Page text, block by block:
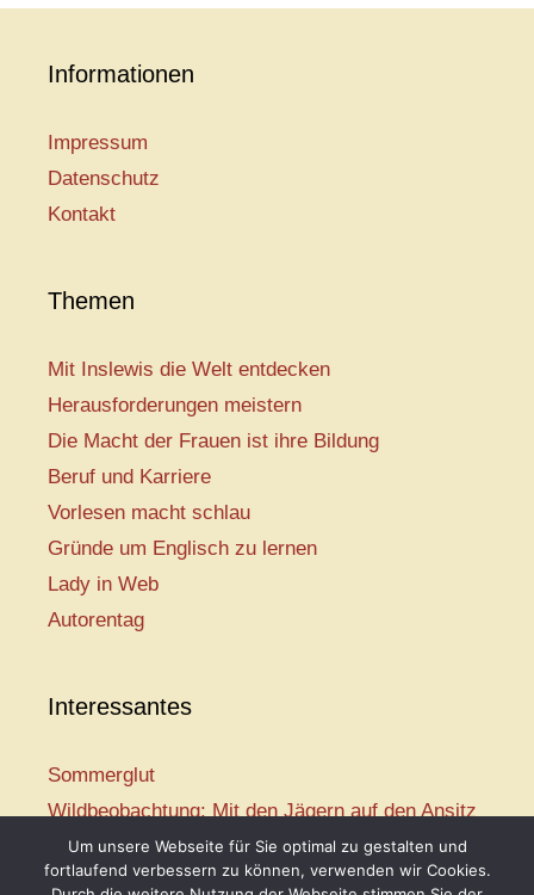
Informationen
Impressum
Datenschutz
Kontakt
Themen
Mit Inslewis die Welt entdecken
Herausforderungen meistern
Die Macht der Frauen ist ihre Bildung
Beruf und Karriere
Vorlesen macht schlau
Gründe um Englisch zu lernen
Lady in Web
Autorentag
Interessantes
Sommerglut
Wildbeobachtung: Mit den Jägern auf den Ansitz
Mir ist so heiß
Mission: Rettungsschwimmer
Um unsere Webseite für Sie optimal zu gestalten und
fortlaufend verbessern zu können, verwenden wir Cookies.